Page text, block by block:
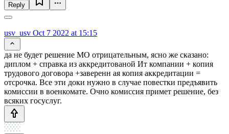
Reply
usv_usv Oct 7 2022 at 15:15
да не будет решение МО отрицательным, ясно же сказано:
диплом + справка из аккредитованой Ит компании + копия
трудового договора +заверенн ая копия аккредитации =
отсрочка. Все эти доки нужно в случае повестки предъявить
комиссии в военкомате. Очно комиссия примет решение, без
всяких госуслуг.